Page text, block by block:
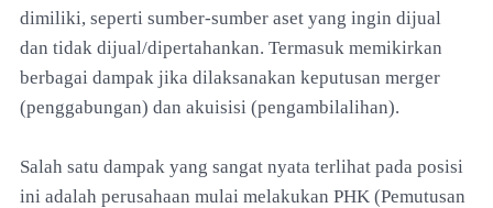
dimiliki, seperti sumber-sumber aset yang ingin dijual
dan tidak dijual/dipertahankan. Termasuk memikirkan
berbagai dampak jika dilaksanakan keputusan merger
(penggabungan) dan akuisisi (pengambilalihan).
Salah satu dampak yang sangat nyata terlihat pada posisi
ini adalah perusahaan mulai melakukan PHK (Pemutusan